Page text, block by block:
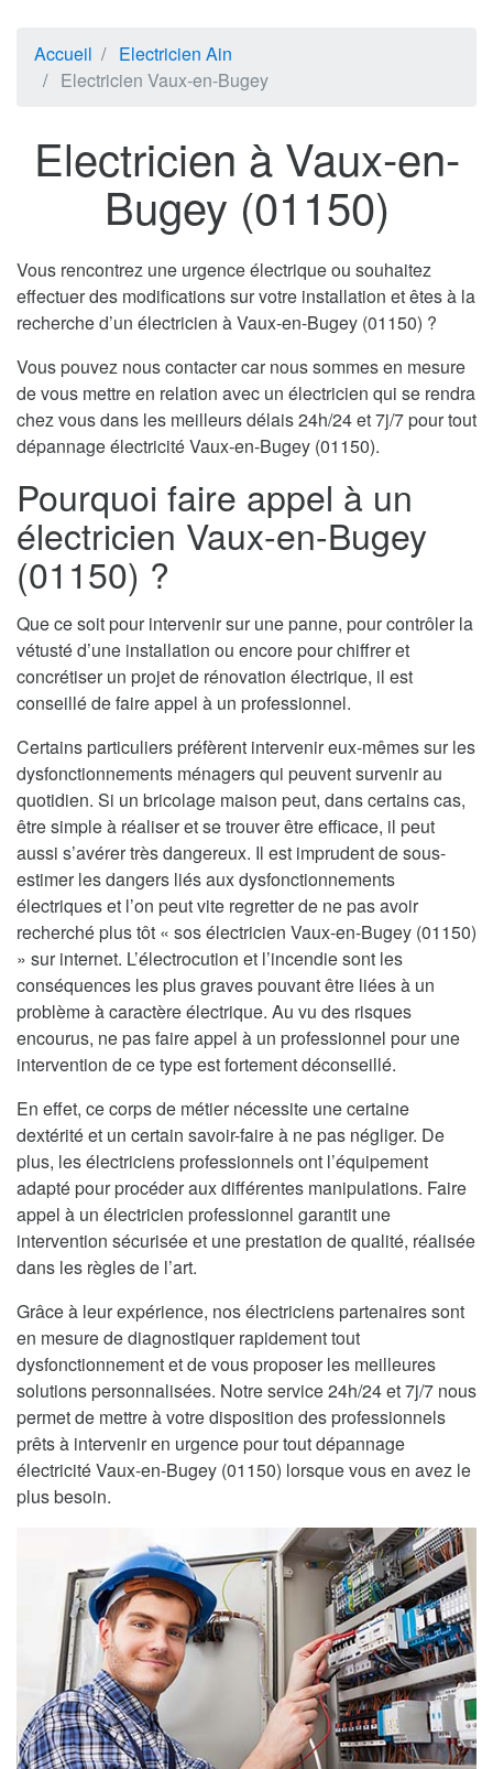
Accueil
Electricien Ain
Electricien Vaux-en-Bugey
Electricien à Vaux-en-
Bugey (01150)
Vous rencontrez une urgence électrique ou souhaitez
effectuer des modifications sur votre installation et êtes à la
recherche d’un électricien à Vaux-en-Bugey (01150) ?
Vous pouvez nous contacter car nous sommes en mesure
de vous mettre en relation avec un électricien qui se rendra
chez vous dans les meilleurs délais 24h/24 et 7j/7 pour tout
dépannage électricité Vaux-en-Bugey (01150).
Pourquoi faire appel à un
électricien Vaux-en-Bugey
(01150) ?
Que ce soit pour intervenir sur une panne, pour contrôler la
vétusté d’une installation ou encore pour chiffrer et
concrétiser un projet de rénovation électrique, il est
conseillé de faire appel à un professionnel.
Certains particuliers préfèrent intervenir eux-mêmes sur les
dysfonctionnements ménagers qui peuvent survenir au
quotidien. Si un bricolage maison peut, dans certains cas,
être simple à réaliser et se trouver être efficace, il peut
aussi s’avérer très dangereux. Il est imprudent de sous-
estimer les dangers liés aux dysfonctionnements
électriques et l’on peut vite regretter de ne pas avoir
recherché plus tôt « sos électricien Vaux-en-Bugey (01150)
» sur internet. L’électrocution et l’incendie sont les
conséquences les plus graves pouvant être liées à un
problème à caractère électrique. Au vu des risques
encourus, ne pas faire appel à un professionnel pour une
intervention de ce type est fortement déconseillé.
En effet, ce corps de métier nécessite une certaine
dextérité et un certain savoir-faire à ne pas négliger. De
plus, les électriciens professionnels ont l’équipement
adapté pour procéder aux différentes manipulations. Faire
appel à un électricien professionnel garantit une
intervention sécurisée et une prestation de qualité, réalisée
dans les règles de l’art.
Grâce à leur expérience, nos électriciens partenaires sont
en mesure de diagnostiquer rapidement tout
dysfonctionnement et de vous proposer les meilleures
solutions personnalisées. Notre service 24h/24 et 7j/7 nous
permet de mettre à votre disposition des professionnels
prêts à intervenir en urgence pour tout dépannage
électricité Vaux-en-Bugey (01150) lorsque vous en avez le
plus besoin.